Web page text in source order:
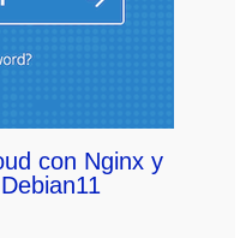
con Nginx y